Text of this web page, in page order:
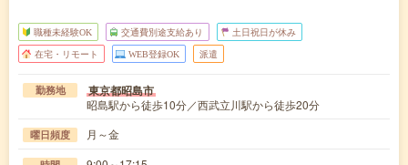
職種未経験OK 交通費別途支給あり 土日祝日が休み
在宅・リモート WEB登録OK 派遣
勤務地 東京都昭島市
昭島駅から徒歩10分／西武立川駅から徒歩20分
曜日頻度 月～金